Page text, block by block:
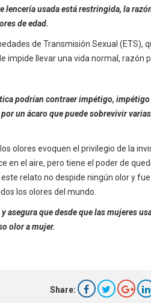
lencería usada está restringida, la
de edad.
de Transmisión Sexual (ETS),
impide llevar una vida normal, razón
podrían contraer impétigo, impétigo
un ácaro que puede sobrevivir
olores evoquen el privilegio de la
en el aire, pero tiene el poder de
relato no despide ningún olor y fue
los olores del mundo.
asegura que desde que las mujeres
olor a mujer.
Share: